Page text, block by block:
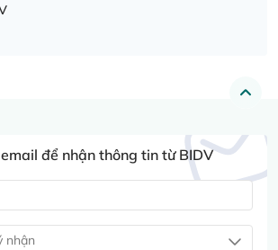
để nhận thông tin từ BIDV
nhận